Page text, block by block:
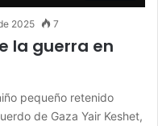
2025 7
la guerra en
pequeño retenido
de Gaza Yair Keshet,